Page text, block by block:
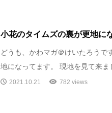
小花のタイムズの裏が更地に
どうも、かわマガ＠けいたろうで
地になってます。 現地を見て来ま
2021.10.21 782 views